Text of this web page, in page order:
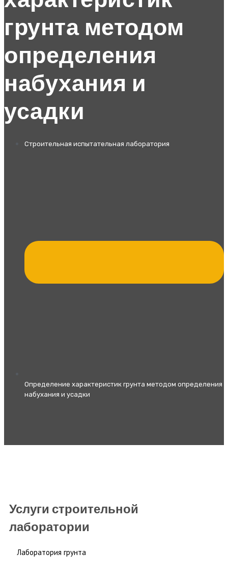
грунта методом
определения
набухания и
усадки
Строительная испытательная лаборатория
Определение характеристик грунта методом определения
набухания и усадки
Услуги строительной
лаборатории
Лаборатория грунта